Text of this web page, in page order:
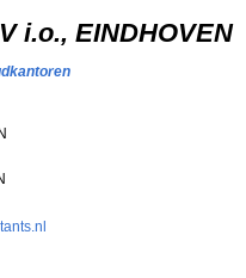
i.o., EINDHOVEN